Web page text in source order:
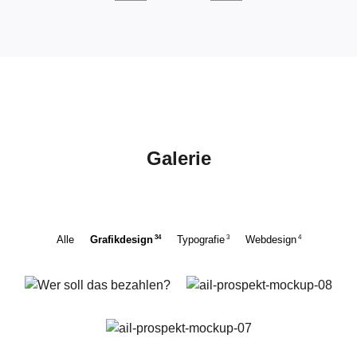
Galerie
Alle Grafikdesign 34 Typografie3 Webdesign4